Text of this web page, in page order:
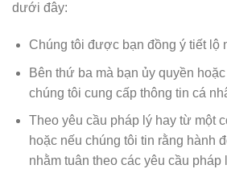
dưới đây:
Chúng tôi được bạn đồng ý tiết lộ
Bên thứ ba mà bạn ủy quyền
chúng tôi cung cấp thông tin cá
Theo yêu cầu pháp lý hay từ một
hoặc nếu chúng tôi tin rằng hành
nhằm tuân theo các yêu cầu pháp